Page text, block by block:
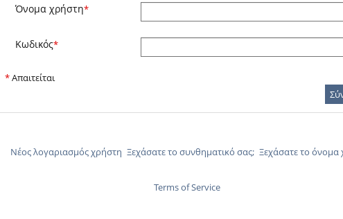
Όνομα χρήστη*
Κωδικός*
*Απαιτείται
Νέος λογαριασμός χρήστη Ξεχάσατε το συνθηματικό σας; Ξεχάσατε το όνομα
Terms of Service